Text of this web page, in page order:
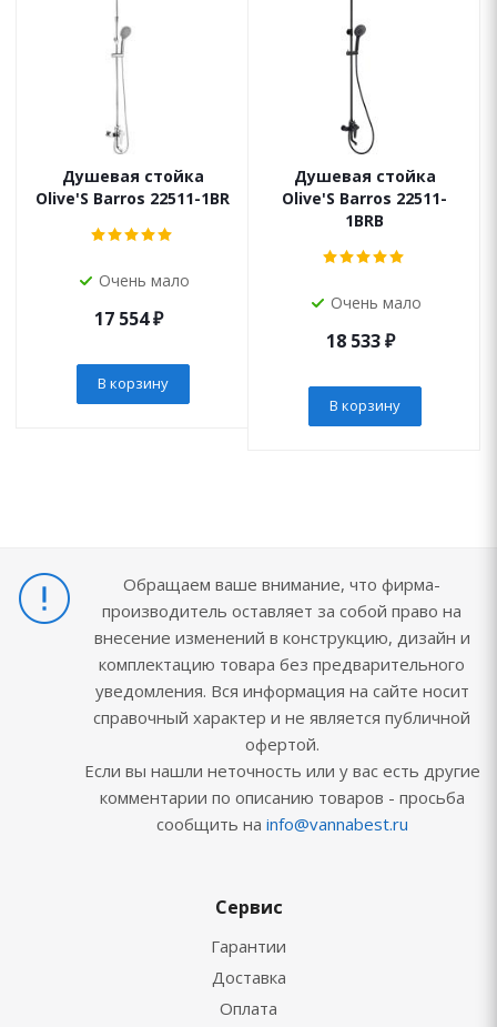
Душевая стойка
Olive'S Barros 22511-1BR
Очень мало
17 554₽
В корзину
Душевая стойка
Olive'S Barros 22511-
1BRB
Очень мало
18 533₽
В корзину
Обращаем ваше внимание, что фирма-
производитель оставляет за собой право на
внесение изменений в конструкцию, дизайн и
комплектацию товара без предварительного
уведомления. Вся информация на сайте носит
справочный характер и не является публичной
офертой.
Если вы нашли неточность или у вас есть другие
комментарии по описанию товаров - просьба
сообщить на info@vannabest.ru
Сервис
Гарантии
Доставка
Оплата